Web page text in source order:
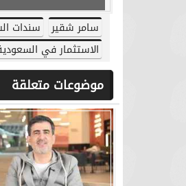
سامر شقير سندات
الاستثمار في
موضوعات متعلقة